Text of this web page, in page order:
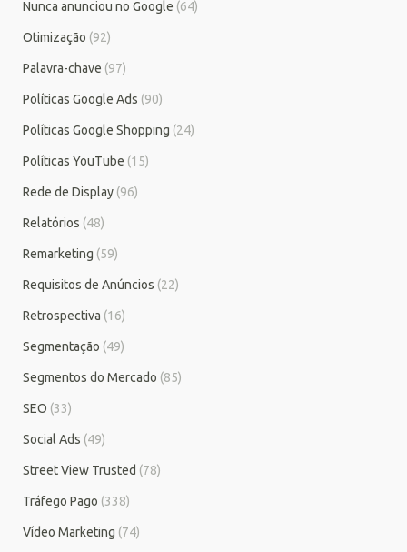
Nunca anunciou no Google (64)
Otimização (92)
Palavra-chave (97)
Políticas Google Ads (90)
Políticas Google Shopping (24)
Políticas YouTube (15)
Rede de Display (96)
Relatórios (48)
Remarketing (59)
Requisitos de Anúncios (22)
Retrospectiva (16)
Segmentação (49)
Segmentos do Mercado (85)
SEO (33)
Social Ads (49)
Street View Trusted (78)
Tráfego Pago (338)
Vídeo Marketing (74)